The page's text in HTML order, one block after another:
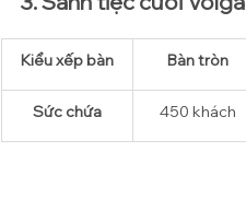
Kiểu xếp bàn ​Bàn tròn
​Sức chứa 450 khách